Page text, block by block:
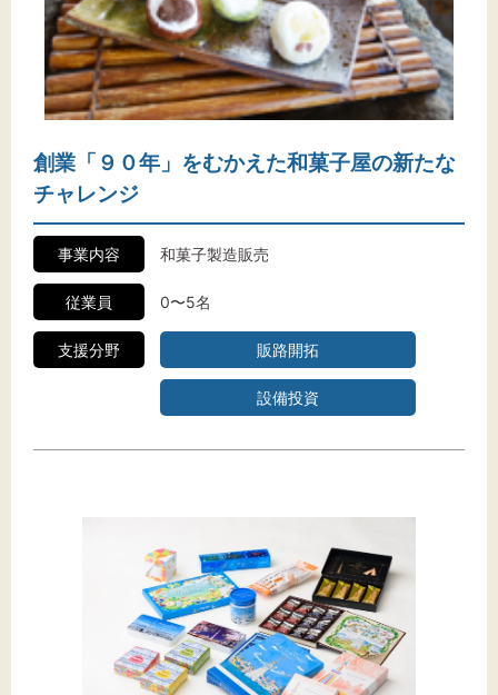
創業「９０年」をむかえた和菓子屋の新たな
チャレンジ
事業内容 和菓子製造販売
従業員 0〜5名
支援分野 販路開拓
設備投資